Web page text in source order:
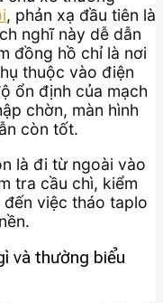
, phản xạ đầu tiên là
nghĩ này dễ dẫn
đồng hồ chỉ là nơi
thuộc vào điện
ổn định của mạch
chờn, màn hình
còn tốt.
là đi từ ngoài vào
tra cầu chì, kiểm
việc tháo taplo
và thường biểu